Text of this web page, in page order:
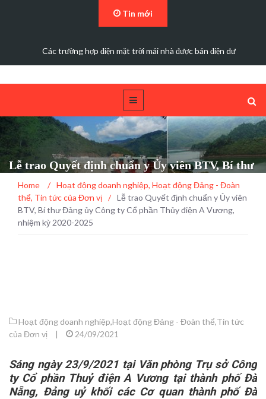
Tin mới
Các trường hợp điện mặt trời mái nhà được bán điện dư
Lễ trao Quyết định chuẩn y Ủy viên BTV, Bí thư
Đảng ủy Công ty Cổ phần Thủy điện A Vương,
nhiệm kỳ 2020-2025
Home / Hoạt động doanh nghiệp, Hoạt động Đảng - Đoàn
thể, Tin tức của Đơn vị / Lễ trao Quyết định chuẩn y Ủy viên
BTV, Bí thư Đảng ủy Công ty Cổ phần Thủy điện A Vương,
nhiệm kỳ 2020-2025
Hoạt động doanh nghiệp,Hoạt động Đảng - Đoàn thể,Tin tức
của Đơn vị
| 24/09/2021
Sáng ngày 23/9/2021 tại Văn phòng Trụ sở Công
ty Cổ phần Thuỷ điện A Vương tại thành phố Đà
Nẵng, Đảng uỷ khối các Cơ quan thành phố Đà